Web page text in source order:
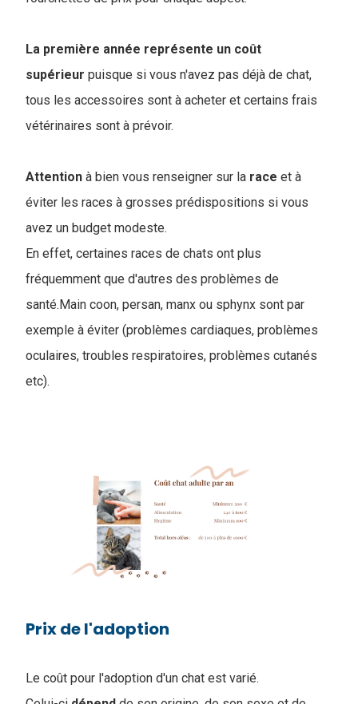
La première année représente un coût
supérieur puisque si vous n'avez pas déjà de chat,
tous les accessoires sont à acheter et certains frais
vétérinaires sont à prévoir.
Attention à bien vous renseigner sur la race et à
éviter les races à grosses prédispositions si vous
avez un budget modeste.
En effet, certaines races de chats ont plus
fréquemment que d'autres des problèmes de
santé.Main coon, persan, manx ou sphynx sont par
exemple à éviter (problèmes cardiaques, problèmes
oculaires, troubles respiratoires, problèmes cutanés
etc).
Prix de l'adoption
Le coût pour l'adoption d'un chat est varié.